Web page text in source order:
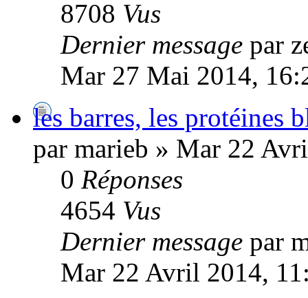
8708 Vus
Dernier message par
Mar 27 Mai 2014,
les barres, les protéines
par marieb » Mar 22
0 Réponses
4654 Vus
Dernier message par
Mar 22 Avril 2014,